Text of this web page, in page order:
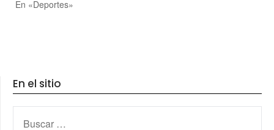
En «Deportes»
En el sitio